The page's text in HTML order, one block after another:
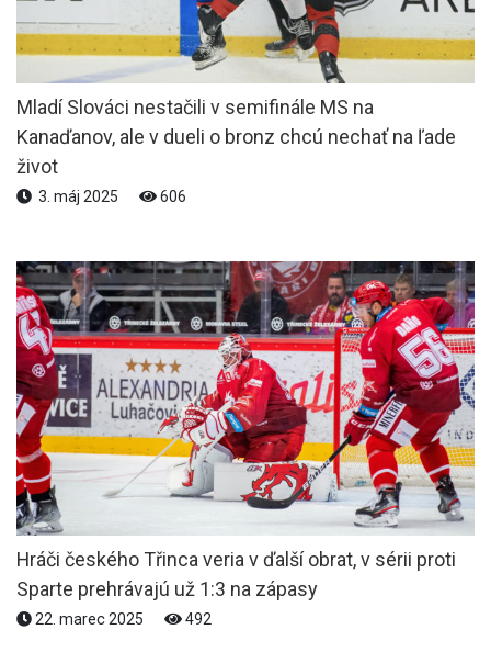
Mladí Slováci nestačili v semifinále MS na
Kanaďanov, ale v dueli o bronz chcú nechať na ľade
život
3. máj 2025 606
Hráči českého Třinca veria v ďalší obrat, v sérii proti
Sparte prehrávajú už 1:3 na zápasy
22. marec 2025 492